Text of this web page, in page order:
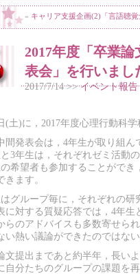
« キャリア支援企画(2)「言語聴
2017年度「卒業論
表会」を行いまし
2017/7/14 >>イベント報告
(土)に，2017年度心理行動科
間発表会は，4年生が取り組ん
3年生は，それぞれゼミ活動
希望者も参加することがで
きます。
グループ毎に，それぞれの研
に対する質疑応答では，4年
らのアドバイスも多数寄せら
い熱い議論ができたのではない
文提出まであと約半年，長い
自分たちのグループの課題を